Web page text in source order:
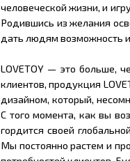
человеческой жизни, и
Родившись из желания
дать людям возможность
LOVETOY — это больше,
клиентов, продукция
дизайном, который,
С того момента, как вы
гордится своей
Мы постоянно растем и